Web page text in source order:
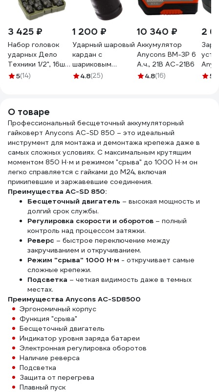
3 425 ₽
Набор головок
ударных Дело
Техники 1/2", 16шт.
660116
5(14)
1 200 ₽
Ударный шаровый
кардан с
шариковым
фиксатором 1/2"
4.8(25)
10 340 ₽
Аккумулятор
Anycons BM-3P 6
А.ч., 21В AC-21B6
4.8(16)
2
AC-
5
О товаре
Профессиональный бесщеточный аккумуляторный
гайковерт Anycons AC-SD 850 – это идеальный
инструмент для монтажа и демонтажа крепежа даже в
самых сложных условиях. С максимальным крутящим
моментом 850 Н·м и режимом "срыва" до 1000 Н·м он
легко справляется с гайками до М24, включая
прикипевшие и заржавевшие соединения.
Преимущества AC-SD 850:
Бесщеточный двигатель – высокая мощность и
долгий срок службы.
Регулировка скорости и оборотов – полный
контроль над процессом затяжки.
Реверс – быстрое переключение между
закручиванием и откручиванием.
Режим "срыва" 1000 Н·м - откручивает самые
сложные крепежи.
Подсветка – четкая видимость даже в темных
местах.
Преимущества Anycons AC-SD8500
Эргономичный корпус
Функция "срыва"
Бесщеточный двигатель
Индикатор уровня заряда батареи
Электронная регулировка оборотов
Наличие реверса
Подсветка
Защита от перегрева
Плавный пуск